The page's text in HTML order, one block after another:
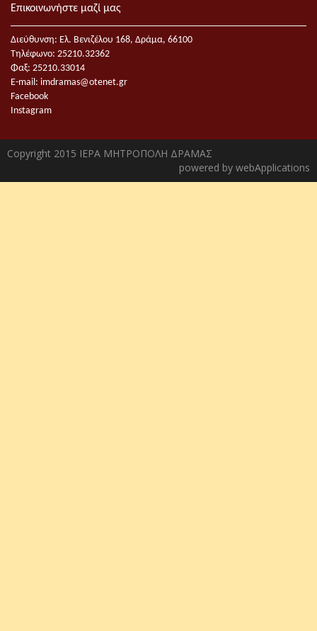
Επικοινωνήστε μαζί μας
Διεύθυνση: Ελ. Βενιζέλου 168, Δράμα, 66100
Τηλέφωνο: 25210.32362
Φαξ: 25210.33014
E-mail: imdramas@otenet.gr
Facebook
Instagram
Copyright 2015 ΙΕΡΑ ΜΗΤΡΟΠΟΛΗ ΔΡΑΜΑΣ
powered by webApplications